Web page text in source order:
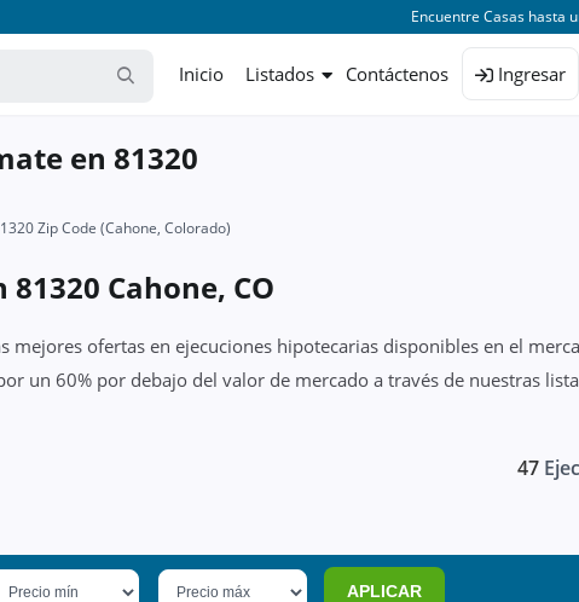
Encuentre Casas hasta
Inicio Listados Contáctenos Ingresar
en 81320
Zip Code (Cahone, Colorado)
Cahone, CO
ofertas en ejecuciones hipotecarias disponibles en el
un 60% por debajo del valor de mercado a través de nuestras
47
APLICAR